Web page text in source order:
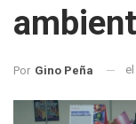
Por Gino Peña el